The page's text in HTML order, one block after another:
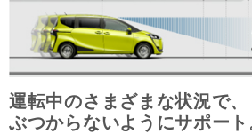
運転中のさまざまな状況で、
ぶつからないようにサポート